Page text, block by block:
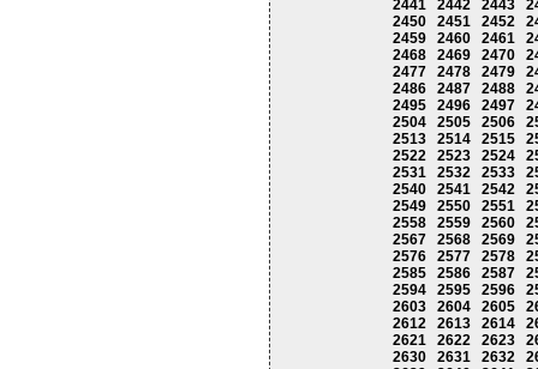
2441
2442 2443
2450
2451 2452
2459
2460 2461
2468
2469 2470
2477
2478 2479
2486
2487 2488
2495
2496 2497
2504
2505 2506
2513
2514 2515
2522
2523 2524
2531
2532 2533
2540
2541 2542
2549
2550 2551
2558
2559 2560
2567
2568 2569
2576
2577 2578
2585
2586 2587
2594
2595 2596
2603
2604 2605
2612
2613 2614
2621
2622 2623
2630
2631 2632